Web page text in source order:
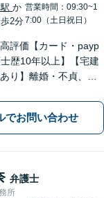
駅か
2分
営業時間：09:30~1
7:00（土日祝日）
評価【カード・payp
歴10年以上】【宅建
り】離婚・不貞、破
越しください。丁寧
ます【草津駅2分｜駐
祝対応】
でお問い合わせ
弁護士
所